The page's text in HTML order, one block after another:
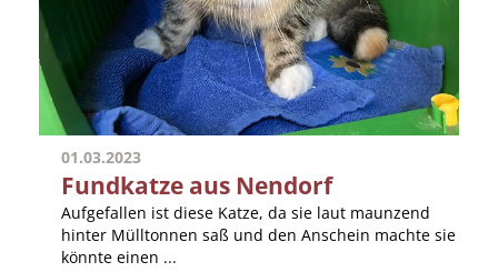
01.03.2023
Fundkatze aus Nendorf
Aufgefallen ist diese Katze, da sie laut maunzend
hinter Mülltonnen saß und den Anschein machte sie
könnte einen ...